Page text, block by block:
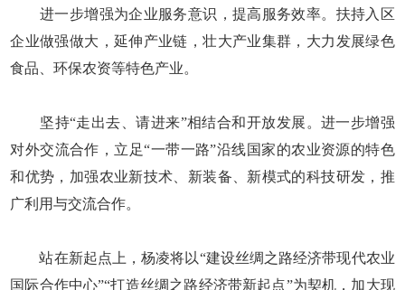
进一步增强为企业服务意识，提高服务效率。扶持入区
企业做强做大，延伸产业链，壮大产业集群，大力发展绿色
食品、环保农资等特色产业。
坚持“走出去、请进来”相结合和开放发展。进一步增强
对外交流合作，立足“一带一路”沿线国家的农业资源的特色
和优势，加强农业新技术、新装备、新模式的科技研发，推
广利用与交流合作。
站在新起点上，杨凌将以“建设丝绸之路经济带现代农业
国际合作中心”“打造丝绸之路经济带新起点”为契机，加大现